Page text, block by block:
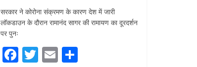
सरकार ने कोरोना संक्रमण के कारण देश में जारी
लॉकडाउन के दौरान रामानंद सागर की रामायण का दूरदर्शन
पर पुनः
F T E